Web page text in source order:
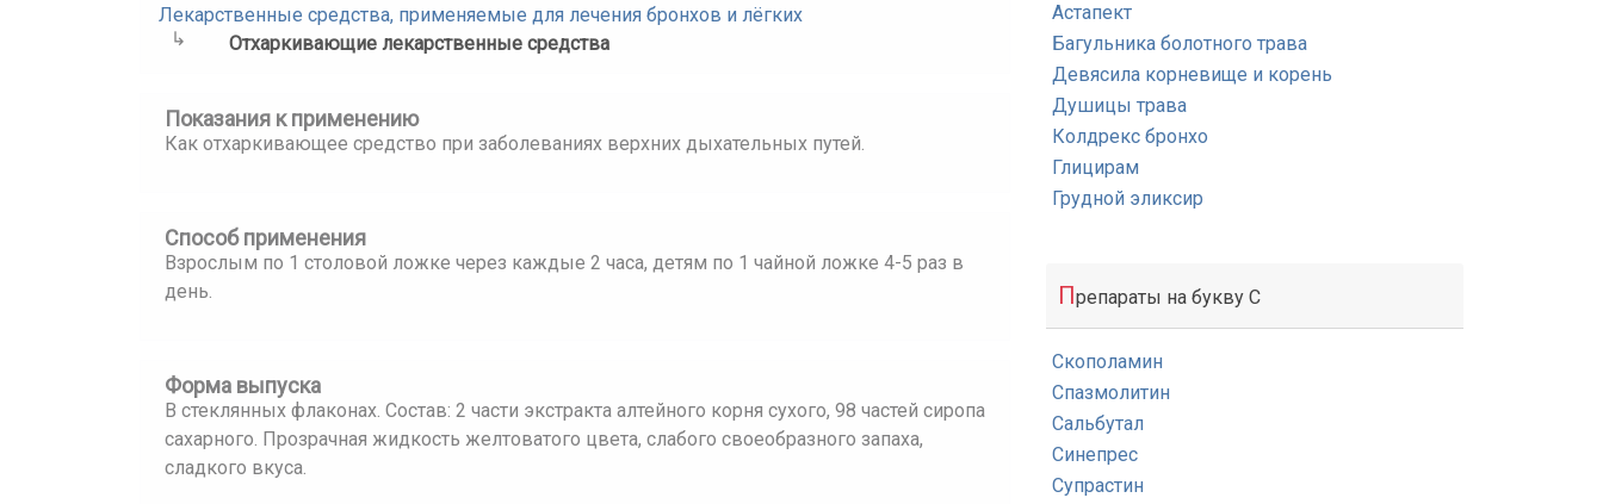
Лекарственные средства, применяемые для лечения бронхов и лёгких
Отхаркивающие лекарственные средства
Показания к применению
Как отхаркивающее средство при заболеваниях верхних дыхательных путей.
Способ применения
Взрослым по 1 столовой ложке через каждые 2 часа, детям по 1 чайной ложке 4-5 раз в
день.
Форма выпуска
В стеклянных флаконах. Состав: 2 части экстракта алтейного корня сухого, 98 частей сиропа
сахарного. Прозрачная жидкость желтоватого цвета, слабого своеобразного запаха,
сладкого вкуса.
Астапект
Багульника болотного трава
Девясила корневище и корень
Душицы трава
Колдрекс бронхо
Глицирам
Грудной эликсир
Препараты на букву С
Скополамин
Спазмолитин
Сальбутал
Синепрес
Супрастин